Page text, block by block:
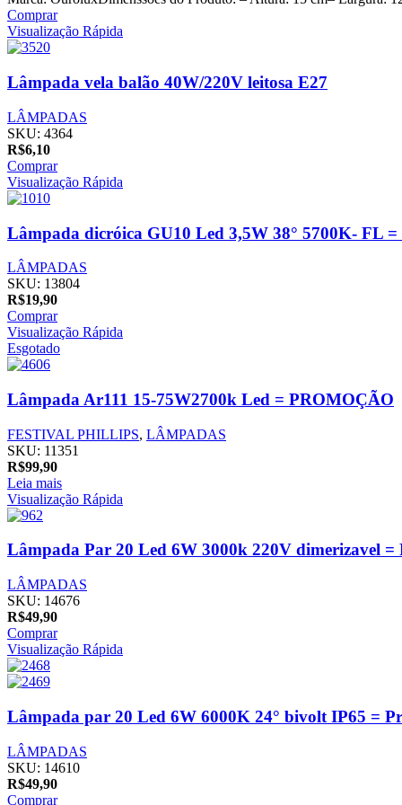
Comprar
Visualização Rápida
Lâmpada vela balão 40W/220V leitosa E27
LÂMPADAS
SKU: 4364
R$6,10
Comprar
Visualização Rápida
Lâmpada dicróica GU10 Led 3,5W 38° 5700K- FL =
LÂMPADAS
SKU: 13804
R$19,90
Comprar
Visualização Rápida
Esgotado
Lâmpada Ar111 15-75W2700k Led = PROMOÇÃO
FESTIVAL PHILLIPS, LÂMPADAS
SKU: 11351
R$99,90
Leia mais
Visualização Rápida
Lâmpada Par 20 Led 6W 3000k 220V dimerizavel =
LÂMPADAS
SKU: 14676
R$49,90
Comprar
Visualização Rápida
Lâmpada par 20 Led 6W 6000K 24° bivolt IP65 = Pr
LÂMPADAS
SKU: 14610
R$49,90
Comprar